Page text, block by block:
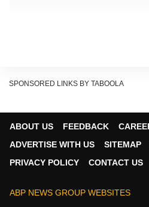
बात की गहराई से पड़ताल करने में
SPONSORED LINKS BY TABOOLA
ABOUT US FEEDBACK
ADVERTISE WITH US
SITEMAP
PRIVACY POLICY
CONTACT US
ABP NEWS GROUP WEBSITES